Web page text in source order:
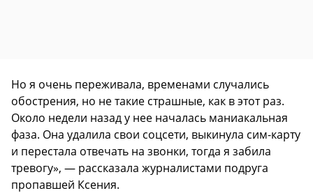
Но я очень переживала, временами случались
обострения, но не такие страшные, как в этот раз.
Около недели назад у нее началась маниакальная
фаза. Она удалила свои соцсети, выкинула сим-карту
и перестала отвечать на звонки, тогда я забила
тревогу», — рассказала журналистами подруга
пропавшей Ксения.